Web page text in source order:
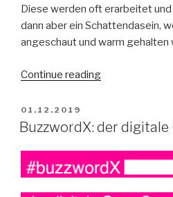
Diese werden oft erarbeitet
dann aber ein Schattendasein,
angeschaut und warm gehalten
Continue reading“Wie
im
warm
halten
können
POSTED
ON
01.12.2019
BuzzwordX: der digitale